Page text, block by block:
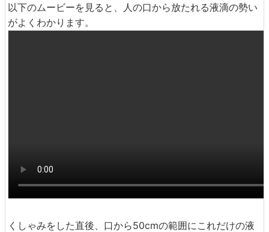
以下のムービーを見ると、人の口から放たれる液滴の勢い
がよくわかります。
くしゃみをした直後、口から50cmの範囲にこれだけの液